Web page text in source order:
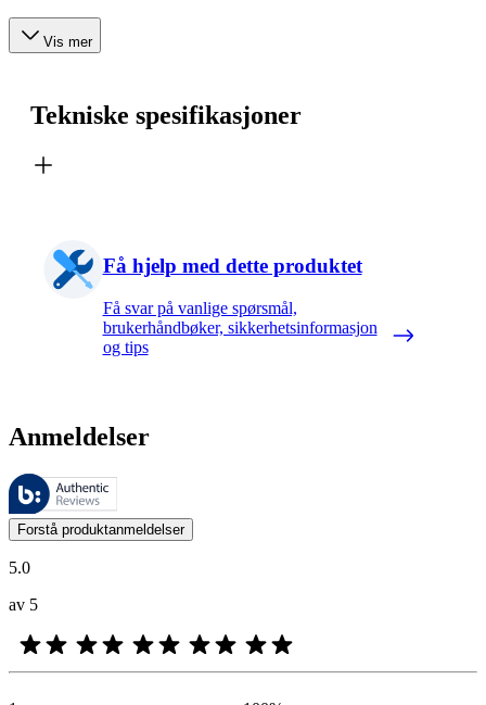
Vis mer
Tekniske spesifikasjoner
Få hjelp med dette produktet
Få svar på vanlige spørsmål,
brukerhåndbøker, sikkerhetsinformasjon
og tips
Anmeldelser
Disse anmeldelsene forvaltes av Bazaarvoice og overholder
Kundenes meninger i form av produkt- og stjernevurdering er
Forstå produktanmeldelser
5.0
av 5